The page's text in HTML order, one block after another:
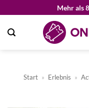
springen
Mehr als
Start » Erlebnis »